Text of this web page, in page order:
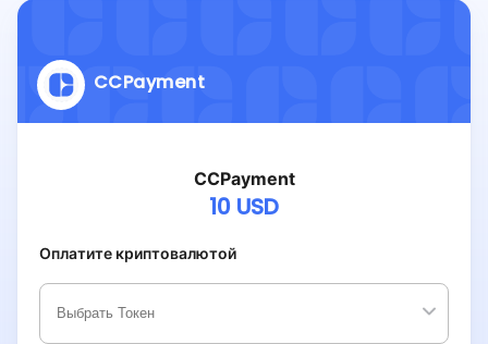
CCPayment
CCPayment
10 USD
Оплатите криптовалютой